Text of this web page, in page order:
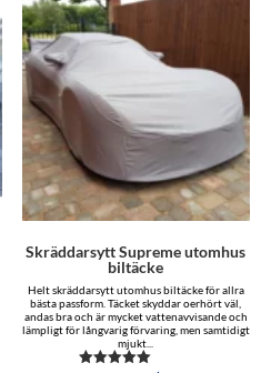
Skräddarsytt Supreme utomhus
biltäcke
Helt skräddarsytt utomhus biltäcke för allra
bästa passform. Täcket skyddar oerhört väl,
andas bra och är mycket vattenavvisande och
lämpligt för långvarig förvaring, men samtidigt
mjukt...